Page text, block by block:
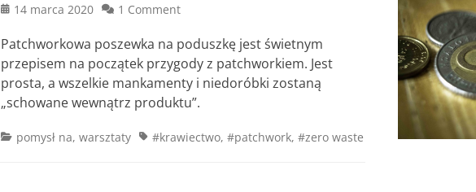
Posted
14 marca 2020 1 Comment
Patchworkowa poszewka na poduszkę jest świetnym
przepisem na początek przygody z patchworkiem. Jest
prosta, a wszelkie mankamenty i niedoróbki zostaną
„schowane wewnątrz produktu”.
Categories
pomysł na, warsztaty Tags#krawiectwo, #patchwork, #zero waste